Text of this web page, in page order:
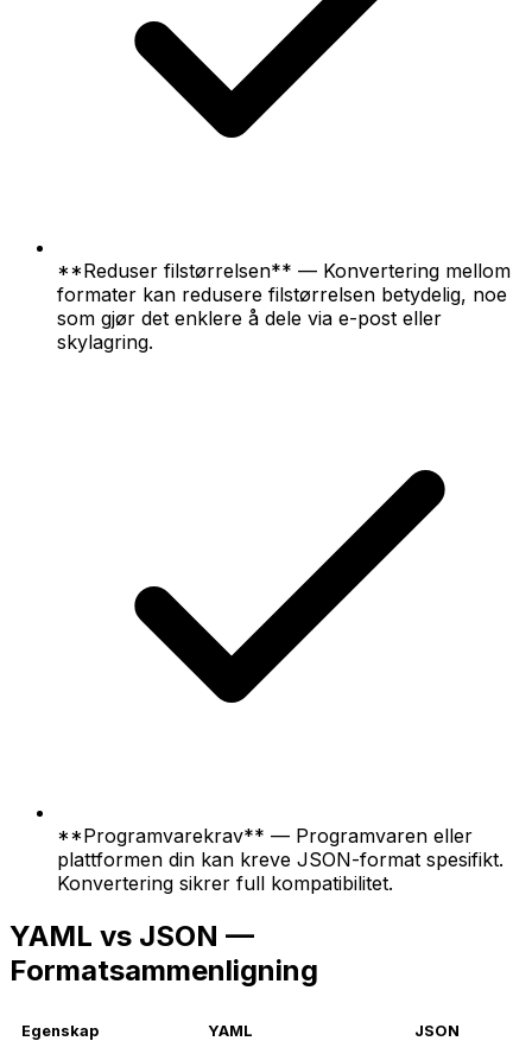
**Reduser filstørrelsen** — Konvertering mellom
formater kan redusere filstørrelsen betydelig, noe
som gjør det enklere å dele via e-post eller
skylagring.
**Programvarekrav** — Programvaren eller
plattformen din kan kreve JSON-format spesifikt.
Konvertering sikrer full kompatibilitet.
YAML vs JSON —
Formatsammenligning
Egenskap YAML JSON